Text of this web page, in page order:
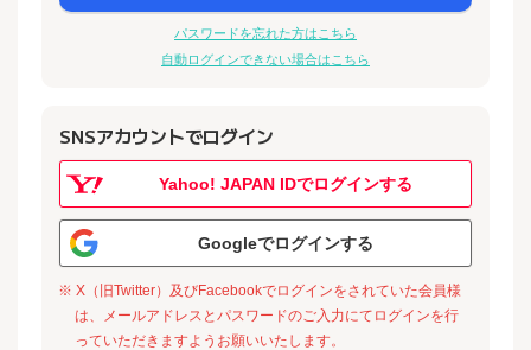
パスワードを忘れた方はこちら
自動ログインできない場合はこちら
SNSアカウントでログイン
Yahoo! JAPAN IDでログインする
Googleでログインする
※ X（旧Twitter）及びFacebookでログインをされていた会員様
は、メールアドレスとパスワードのご入力にてログインを行
っていただきますようお願いいたします。